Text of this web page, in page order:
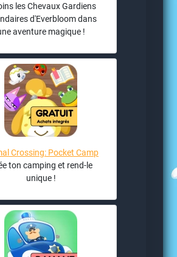
les Chevaux Gardiens
d'Everbloom dans
aventure magique !
Crossing: Pocket Camp
ton camping et rend-le
unique !